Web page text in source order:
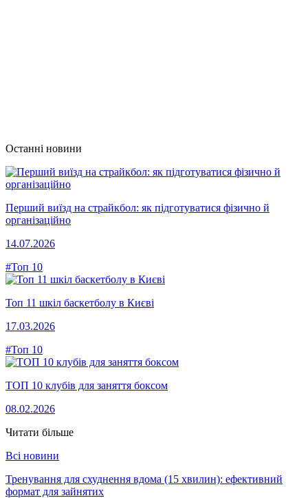
Останні новини
Перший виїзд на страйкбол: як підготуватися фізично й
організаційно
14.07.2026
#Топ 10
Топ 11 шкіл баскетболу в Києві
17.03.2026
#Топ 10
ТОП 10 клубів для заняття боксом
08.02.2026
Читати більше
Всі новини
Тренування для схуднення вдома (15 хвилин): ефективний
формат для зайнятих